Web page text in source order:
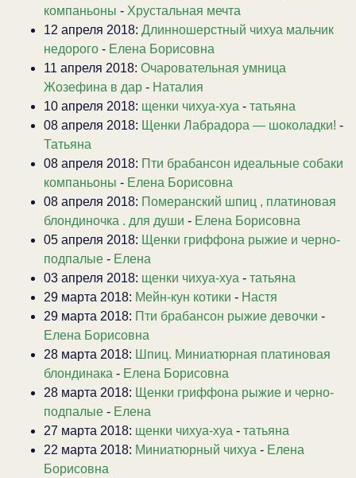
компаньоны - Хрустальная мечта
12 апреля 2018: Длинношерстный чихуа мальчик
недорого - Елена Борисовна
11 апреля 2018: Очаровательная умница
Жозефина в дар - Наталия
10 апреля 2018: щенки чихуа-хуа - татьяна
08 апреля 2018: Щенки Лабрадора — шоколадки! -
Татьяна
08 апреля 2018: Пти брабансон идеальные собаки
компаньоны - Елена Борисовна
08 апреля 2018: Померанский шпиц , платиновая
блондиночка . для души - Елена Борисовна
05 апреля 2018: Щенки гриффона рыжие и черно-
подпалые - Елена
03 апреля 2018: щенки чихуа-хуа - татьяна
29 марта 2018: Мейн-кун котики - Настя
29 марта 2018: Пти брабансон рыжие девочки -
Елена Борисовна
28 марта 2018: Шпиц. Миниатюрная платиновая
блондинака - Елена Борисовна
28 марта 2018: Щенки гриффона рыжие и черно-
подпалые - Елена
27 марта 2018: щенки чихуа-хуа - татьяна
22 марта 2018: Миниатюрный чихуа - Елена
Борисовна